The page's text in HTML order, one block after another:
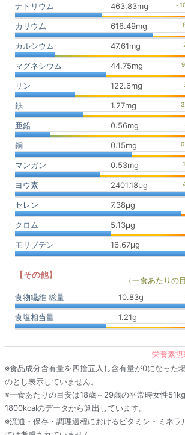
ナトリウム
463.83mg
カリウム 616.49mg
カルシウム 47.61mg
マグネシウム 44.75mg
リン 122.6mg
鉄 1.27mg
亜鉛 0.56mg
銅 0.15mg
マンガン 0.53mg
ヨウ素 2401.18μg
セレン 7.38μg
クロム 5.13μg
モリブデン 16.67μg
【その他】
（一食あたりの
食物繊維 総量
10.83g
食塩相当量 1.21g
栄養素
※食品成分含有量を四捨五入し含有量が0になった
のとし表示していません。
※一食あたりの目安は18歳～29歳の平常時女性
1800kcalのデータから算出しています。
※流通・保存・調理過程におけるビタミン・ミネラ